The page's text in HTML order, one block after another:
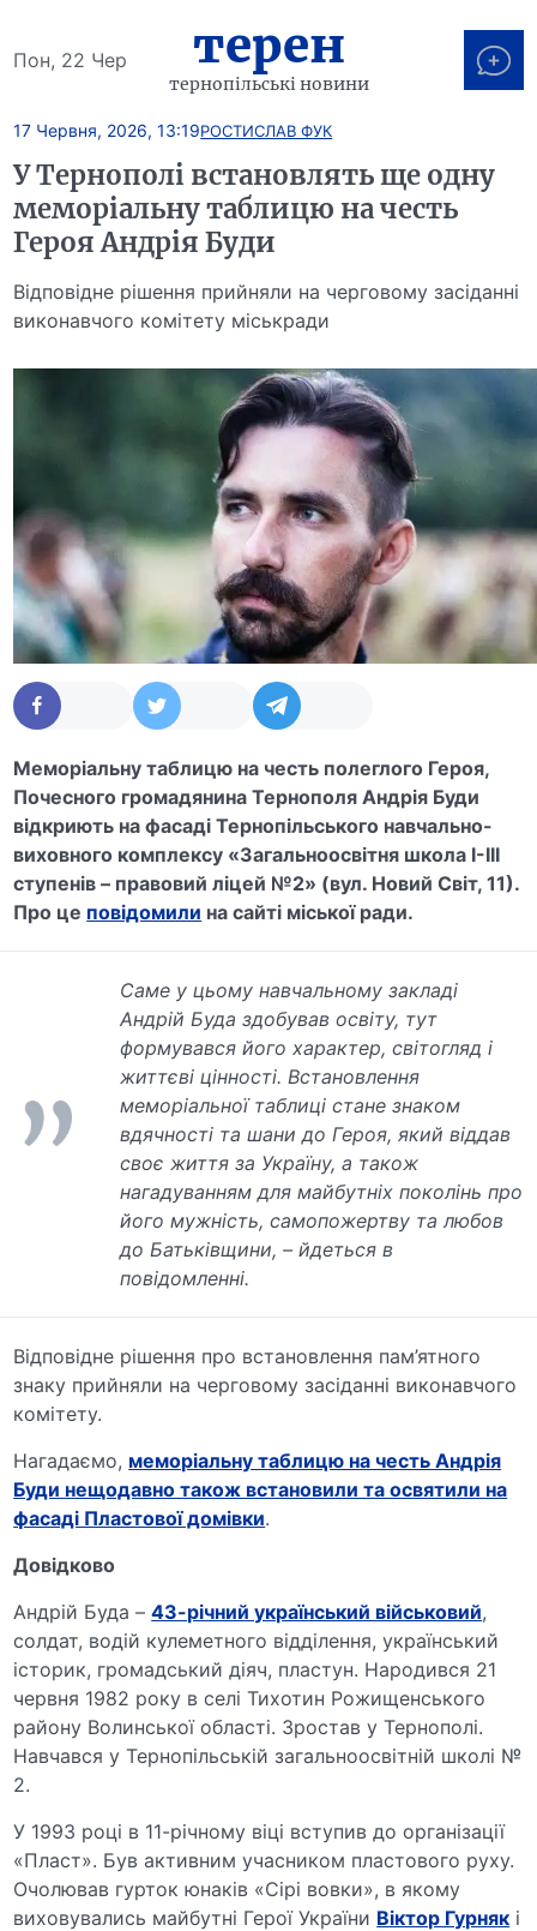
Пон, 22 Чер терен
тернопільські новини
17 Червня, 2026, 13:19РОСТИСЛАВ ФУК
У Тернополі встановлять ще одну
меморіальну таблицю на честь
Героя Андрія Буди
Відповідне рішення прийняли на черговому засіданні
виконавчого комітету міськради
Меморіальну таблицю на честь полеглого Героя,
Почесного громадянина Тернополя Андрія Буди
відкриють на фасаді Тернопільського навчально-
виховного комплексу «Загальноосвітня школа І-ІІІ
ступенів – правовий ліцей №2» (вул. Новий Світ, 11).
Про це повідомили на сайті міської ради.
Саме у цьому навчальному закладі
Андрій Буда здобував освіту, тут
формувався його характер, світогляд і
життєві цінності. Встановлення
меморіальної таблиці стане знаком
вдячності та шани до Героя, який віддав
своє життя за Україну, а також
нагадуванням для майбутніх поколінь про
його мужність, самопожертву та любов
до Батьківщини, – йдеться в
повідомленні.
Відповідне рішення про встановлення пам’ятного
знаку прийняли на черговому засіданні виконавчого
комітету.
Нагадаємо, меморіальну таблицю на честь Андрія
Буди нещодавно також встановили та освятили на
фасаді Пластової домівки.
Довідково
Андрій Буда –43-річний український військовий,
солдат, водій кулеметного відділення, український
історик, громадський діяч, пластун. Народився 21
червня 1982 року в селі Тихотин Рожищенського
району Волинської області. Зростав у Тернополі.
Навчався у Тернопільській загальноосвітній школі №
2.
У 1993 році в 11-річному віці вступив до організації
«Пласт». Був активним учасником пластового руху.
Очолював гурток юнаків «Сірі вовки», в якому
виховувались майбутні Герої України Віктор Гурняк і